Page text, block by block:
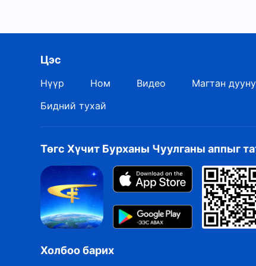
Цэс
Нүүр Ном Видео Магтан
Бидний тухай
Төгс Хүчит Бурханы Чуулганы аппыг
Холбоо барих